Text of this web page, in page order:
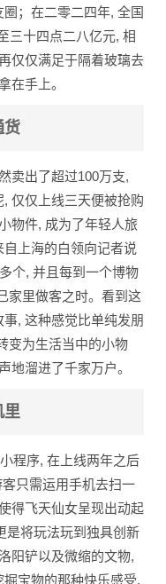
；在二零二四年, 全国
三十四点二八亿元, 相
仅仅满足于隔着玻璃去
在手上。
货
卖出了超过100万支,
仅仅上线三天便被抢购
物件, 成为了年轻人旅
上海的白领向记者说
个, 并且每到一个博物
家里做客之时。看到这
, 这种感觉比单纯发朋
变为生活当中的小物
地溜进了千家万户。
里
程序, 在上线两年之后
只需运用手机去扫一
得飞天仙女呈现出动起
是将玩法玩到独具创新
阳铲以及微缩的文物,
宝物的那种快乐感受,